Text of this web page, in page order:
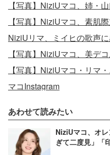
【写真】NiziUマコ、素肌
NiziUリマ、ミイヒの歌声
【写真】NiziUマコ、美デ
マコInstagram
あわせて読みたい
NiziUマコ、オ
ぎて二度見」「